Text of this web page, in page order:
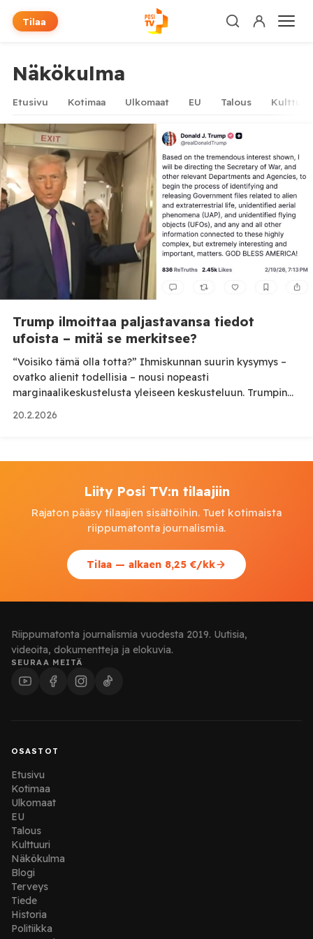
Tilaa
Näkökulma
Etusivu Kotimaa Ulkomaat EU Talous
Trump ilmoittaa paljastavansa tiedot
ufoista – mitä se merkitsee?
“Voisiko tämä olla totta?” Ihmiskunnan suurin kysymys –
ovatko alienit todellisia – nousi nopeasti
marginaalikeskustelusta yleiseen keskusteluun. Trumpin
salaliittoteoriana pidetty kysymys levisi valtamedian
20.2.2026
Liity Posi TV:n tilaajiin
Rajaton pääsy tilaajien sisältöihin. Tuet kotimaista
riippumatonta journalismia.
Tilaa — alkaen 8,25 €/kk
Riippumatonta journalismia vuodesta 2019. Uutisia,
videoita, dokumentteja ja elokuvia.
SEURAA MEITÄ
OSASTOT
Etusivu
Kotimaa
Ulkomaat
EU
Talous
Kulttuuri
Näkökulma
Blogi
Terveys
Tiede
Historia
Politiikka